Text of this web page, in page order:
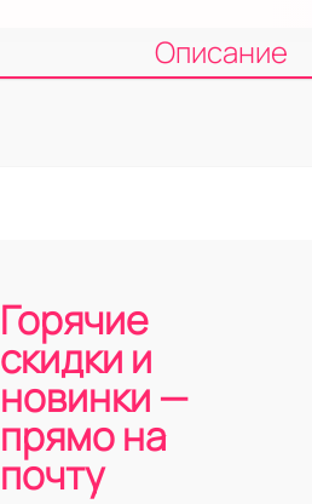
Описание
Горячие
скидки и
новинки —
прямо на
почту